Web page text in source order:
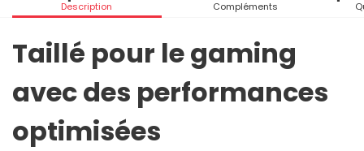
Description Compléments
Taillé pour le gaming
avec des performances
optimisées